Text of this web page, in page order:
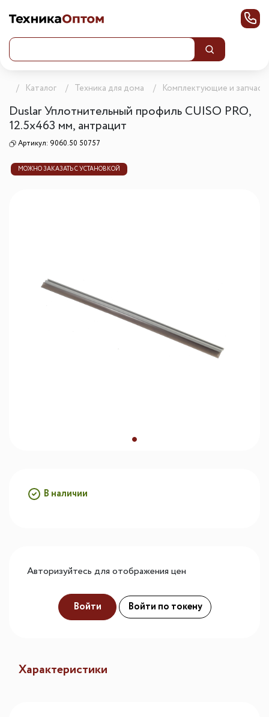
Каталог Техника для дома Комплектующие и
Duslar Уплотнительный профиль CUISO PRO,
12.5х463 мм, антрацит
Артикул: 9060.50 50757
МОЖНО ЗАКАЗАТЬ С УСТАНОВКОЙ
В наличии
Авторизуйтесь для отображения цен
Войти Войти по токену
Характеристики